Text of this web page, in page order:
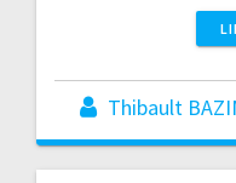
Thibault